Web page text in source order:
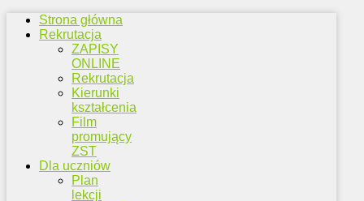
Strona główna
Rekrutacja
ZAPISY
ONLINE
Rekrutacja
Kierunki
kształcenia
Film
promujący
ZST
Dla uczniów
Plan
lekcji